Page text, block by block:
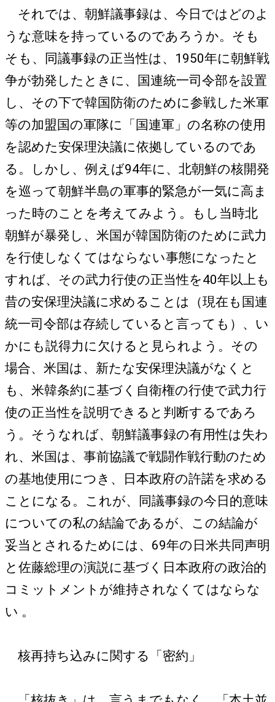
それでは、朝鮮議事録は、今日ではどのよ
うな意味を持っているのであろうか。そも
そも、同議事録の正当性は、1950年に朝鮮戦
争が勃発したときに、国連統一司令部を設置
し、その下で韓国防衛のために参戦した米軍
等の加盟国の軍隊に「国連軍」の名称の使用
を認めた安保理決議に依拠しているのであ
る。しかし、例えば94年に、北朝鮮の核開発
を巡って朝鮮半島の軍事的緊急が一気に高ま
った時のことを考えてみよう。もし当時北
朝鮮が暴発し、米国が韓国防衛のために武力
を行使しなくてはならない事態になったと
すれば、その武力行使の正当性を40年以上も
昔の安保理決議に求めることは（現在も国連
統一司令部は存続していると言っても）、い
かにも説得力に欠けると見られよう。その
場合、米国は、新たな安保理決議がなくと
も、米韓条約に基づく自衛権の行使で武力行
使の正当性を説明できると判断するであろ
う。そうなれば、朝鮮議事録の有用性は失わ
れ、米国は、事前協議で戦闘作戦行動のため
の基地使用につき、日本政府の許諾を求める
ことになる。これが、同議事録の今日的意味
についての私の結論であるが、この結論が
妥当とされるためには、69年の日米共同声明
と佐藤総理の演説に基づく日本政府の政治的
コミットメントが維持されなくてはならな
い 。
核再持ち込みに関する「密約」